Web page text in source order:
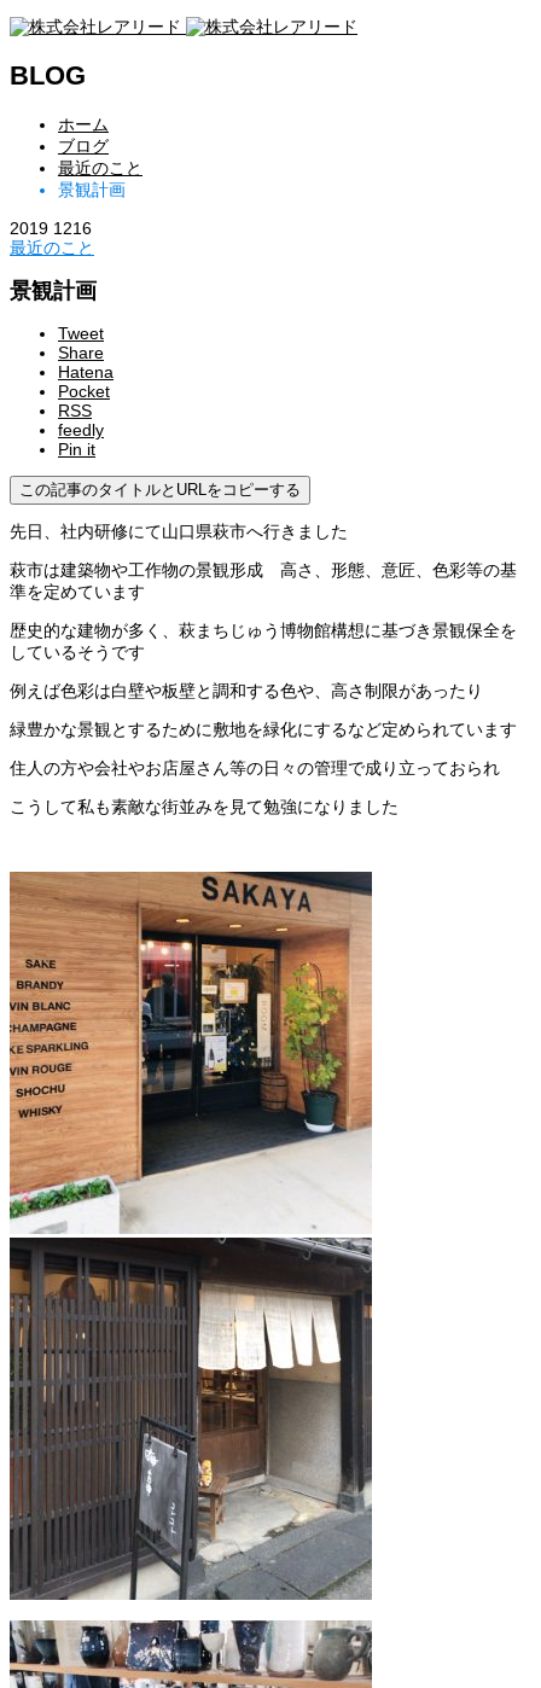
BLOG
ホーム
ブログ
最近のこと
景観計画
2019 1216
最近のこと
景観計画
Tweet
Share
Hatena
Pocket
RSS
feedly
Pin it
この記事のタイトルとURLをコピーする
先日、社内研修にて山口県萩市へ行きました
萩市は建築物や工作物の景観形成 高さ、形態、意匠、色彩等の基
準を定めています
歴史的な建物が多く、萩まちじゅう博物館構想に基づき景観保全を
しているそうです
例えば色彩は白壁や板壁と調和する色や、高さ制限があったり
緑豊かな景観とするために敷地を緑化にするなど定められています
住人の方や会社やお店屋さん等の日々の管理で成り立っておられ
こうして私も素敵な街並みを見て勉強になりました